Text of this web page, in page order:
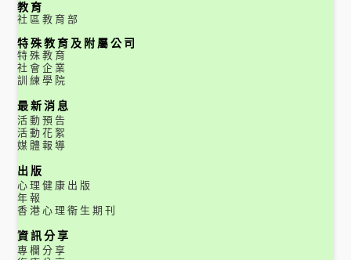
教育
社區教育部
特殊教育及附屬公司
特殊教育
社會企業
訓練學院
最新消息
活動預告
活動花絮
媒體報導
出版
心理健康出版
年報
香港心理衞生期刊
資訊分享
專欄分享